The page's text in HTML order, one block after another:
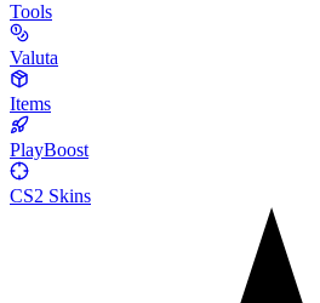
Tools
Valuta
Items
PlayBoost
CS2 Skins